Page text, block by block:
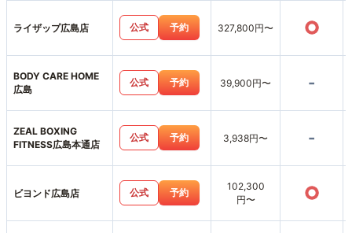
ライザップ広島店 公式 予約 327,800円〜 ○
BODY CARE HOME
広島
公式 予約 39,900円〜 -
ZEAL BOXING
FITNESS広島本通店
公式 予約 3,938円〜 -
ビヨンド広島店 公式 予約
102,300
円〜
○